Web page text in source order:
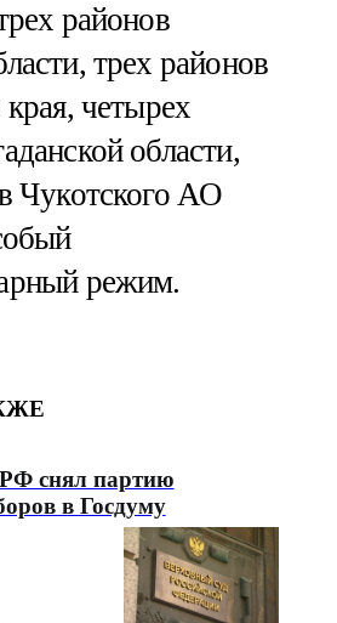
районов
трех районов
четырех
области,
Чукотского АО
режим.
снял партию
в Госдуму